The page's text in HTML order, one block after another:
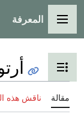
القائمة الرئيسية
المعرفة
تبديل عرض
مقالة ناقش هذه